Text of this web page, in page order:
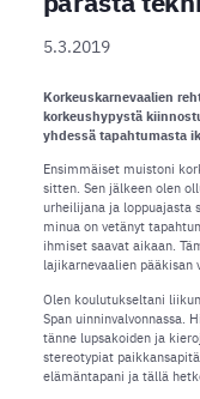
5.3.2019
Korkeuskarnevaalien
korkeushypystä
yhdessä tapahtumasta
Ensimmäiset muistoni
sitten. Sen jälkeen olen
urheilijana ja loppuajasta
minua on vetänyt
ihmiset saavat aikaan.
lajikarnevaalien pääkisan
Olen koulutukseltani
Span uinninvalvonnassa.
tänne lupsakoiden ja
stereotypiat
elämäntapani ja tällä